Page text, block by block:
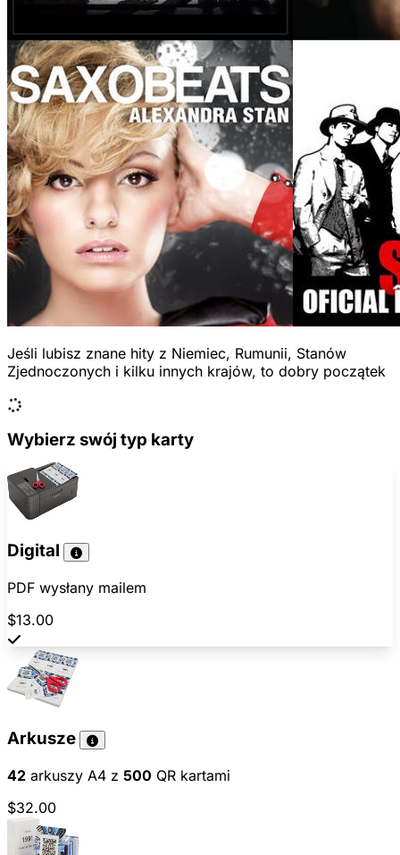
Jeśli lubisz znane hity z Niemiec, Rumunii, Stanów
Zjednoczonych i kilku innych krajów, to dobry początek
Wybierz swój typ karty
Digital
PDF wysłany mailem
$13.00
Arkusze
42 arkuszy A4 z 500 QR kartami
$32.00